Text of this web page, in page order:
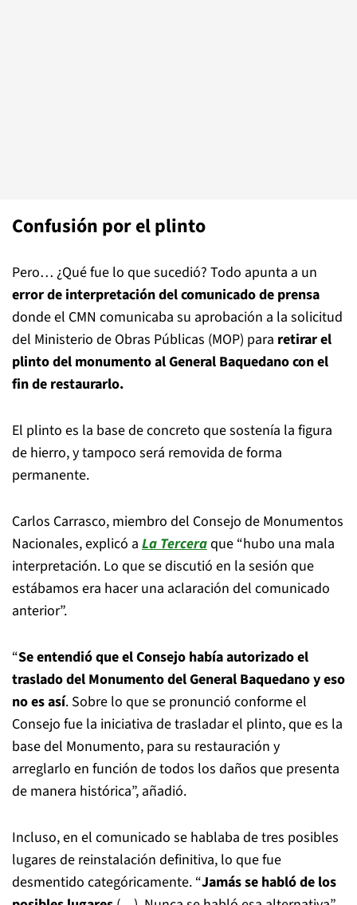
Confusión por el plinto
Pero… ¿Qué fue lo que sucedió? Todo apunta a un
error de interpretación del comunicado de prensa
donde el CMN comunicaba su aprobación a la solicitud
del Ministerio de Obras Públicas (MOP) para retirar el
plinto del monumento al General Baquedano con el
fin de restaurarlo.
El plinto es la base de concreto que sostenía la figura
de hierro, y tampoco será removida de forma
permanente.
Carlos Carrasco, miembro del Consejo de Monumentos
Nacionales, explicó a La Terceraque “hubo una mala
interpretación. Lo que se discutió en la sesión que
estábamos era hacer una aclaración del comunicado
anterior”.
“Se entendió que el Consejo había autorizado el
traslado del Monumento del General Baquedano y eso
no es así. Sobre lo que se pronunció conforme el
Consejo fue la iniciativa de trasladar el plinto, que es la
base del Monumento, para su restauración y
arreglarlo en función de todos los daños que presenta
de manera histórica”, añadió.
Incluso, en el comunicado se hablaba de tres posibles
lugares de reinstalación definitiva, lo que fue
desmentido categóricamente. “Jamás se habló de los